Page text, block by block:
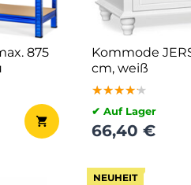
875
Kommode
cm, weiß
★★★★★
★★★★★
★★★★★
✔ Auf Lager
66,40 €
NEUHEIT